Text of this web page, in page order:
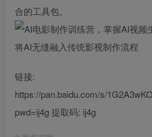
合的工具包。
链接:
https://pan.baidu.com/s/
pwd=ij4g 提取码: ij4g